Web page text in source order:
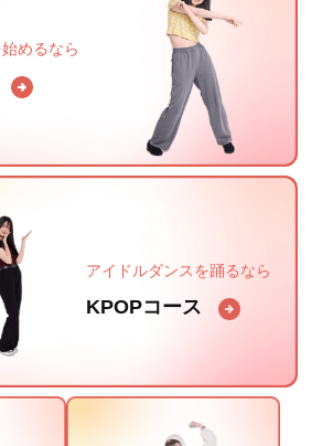
めるなら
アイドルダンスを踊るなら
KPOPコース